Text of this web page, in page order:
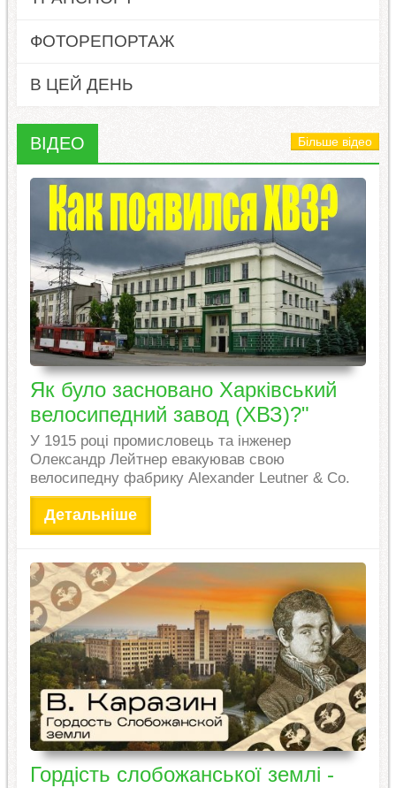
ФОТОРЕПОРТАЖ
В ЦЕЙ ДЕНЬ
ВІДЕО Більше відео
Як було засновано Харківський
велосипедний завод (ХВЗ)?"
У 1915 році промисловець та інженер
Олександр Лейтнер евакуював свою
велосипедну фабрику Alexander Leutner & Co.
Детальніше
Гордість слобожанської землі -